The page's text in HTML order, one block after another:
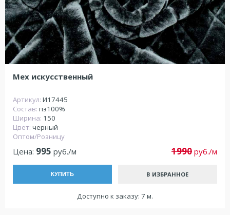
Мех искусственный
Артикул: И17445
Состав: пэ100%
Ширина: 150
Цвет: черный
Оптом/Розницу
Цена: 995 руб./м 1990 руб./м
КУПИТЬ В ИЗБРАННОЕ
Доступно к заказу: 7 м.